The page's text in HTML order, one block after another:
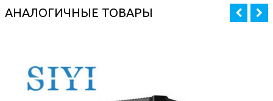
АНАЛОГИЧНЫЕ ТОВАРЫ